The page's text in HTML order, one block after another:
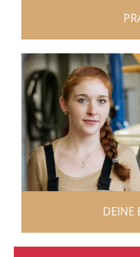
DEINE